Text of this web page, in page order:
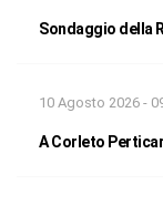
Sondaggio della
10 Agosto 2026 -
A Corleto